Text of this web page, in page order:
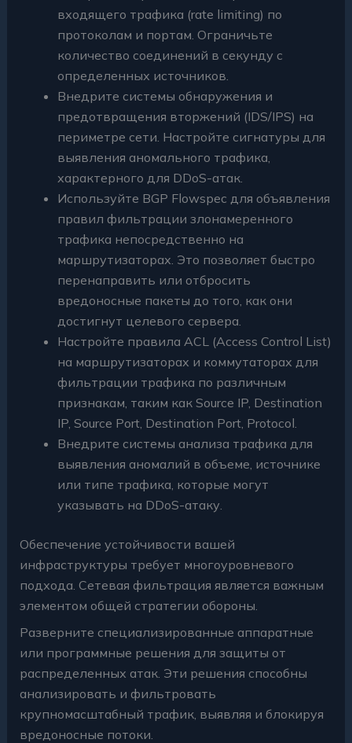
входящего трафика (rate limiting) по
протоколам и портам. Ограничьте
количество соединений в секунду с
определенных источников.
Внедрите системы обнаружения и
предотвращения вторжений (IDS/IPS) на
периметре сети. Настройте сигнатуры для
выявления аномального трафика,
характерного для DDoS-атак.
Используйте BGP Flowspec для объявления
правил фильтрации злонамеренного
трафика непосредственно на
маршрутизаторах. Это позволяет быстро
перенаправить или отбросить
вредоносные пакеты до того, как они
достигнут целевого сервера.
Настройте правила ACL (Access Control List)
на маршрутизаторах и коммутаторах для
фильтрации трафика по различным
признакам, таким как Source IP, Destination
IP, Source Port, Destination Port, Protocol.
Внедрите системы анализа трафика для
выявления аномалий в объеме, источнике
или типе трафика, которые могут
указывать на DDoS-атаку.
Обеспечение устойчивости вашей
инфраструктуры требует многоуровневого
подхода. Сетевая фильтрация является важным
элементом общей стратегии обороны.
Разверните специализированные аппаратные
или программные решения для защиты от
распределенных атак. Эти решения способны
анализировать и фильтровать
крупномасштабный трафик, выявляя и блокируя
вредоносные потоки.